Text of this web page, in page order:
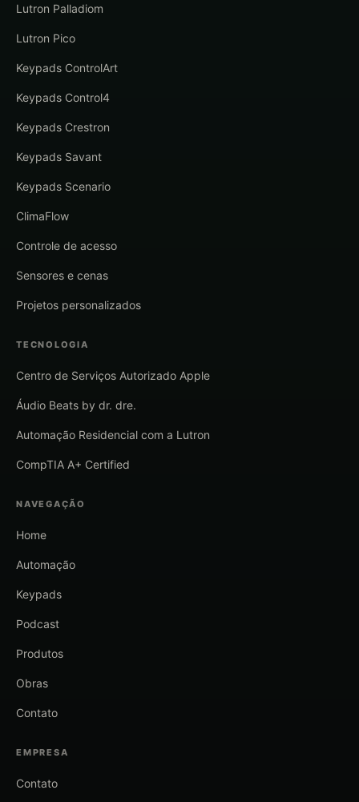
Lutron Palladiom
Lutron Pico
Keypads ControlArt
Keypads Control4
Keypads Crestron
Keypads Savant
Keypads Scenario
ClimaFlow
Controle de acesso
Sensores e cenas
Projetos personalizados
TECNOLOGIA
Centro de Serviços Autorizado Apple
Áudio Beats by dr. dre.
Automação Residencial com a Lutron
CompTIA A+ Certified
NAVEGAÇÃO
Home
Automação
Keypads
Podcast
Produtos
Obras
Contato
EMPRESA
Contato